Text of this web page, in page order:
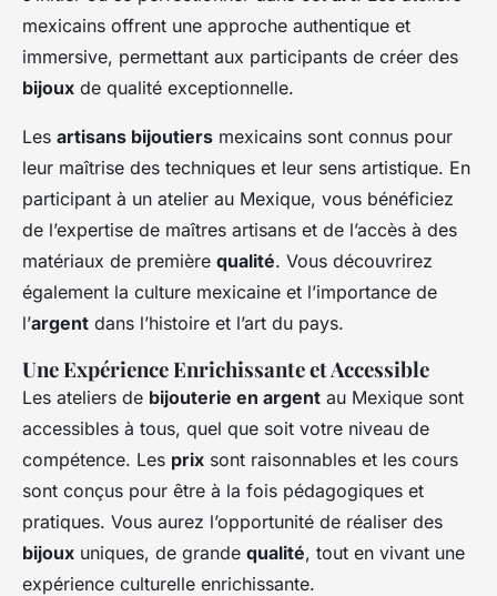
mexicains offrent une approche authentique et
immersive, permettant aux participants de créer des
bijoux de qualité exceptionnelle.
Les artisans bijoutiers mexicains sont connus pour
leur maîtrise des techniques et leur sens artistique. En
participant à un atelier au Mexique, vous bénéficiez
de l’expertise de maîtres artisans et de l’accès à des
matériaux de première qualité. Vous découvrirez
également la culture mexicaine et l’importance de
l’argent dans l’histoire et l’art du pays.
Une Expérience Enrichissante et Accessible
Les ateliers de bijouterie en argent au Mexique sont
accessibles à tous, quel que soit votre niveau de
compétence. Les prix sont raisonnables et les cours
sont conçus pour être à la fois pédagogiques et
pratiques. Vous aurez l’opportunité de réaliser des
bijoux uniques, de grande qualité, tout en vivant une
expérience culturelle enrichissante.